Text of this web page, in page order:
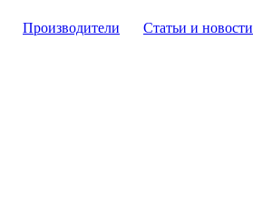
Производители Статьи и новости